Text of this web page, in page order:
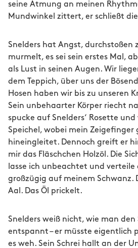
seine Atmung an meinen
Mundwinkel zittert, er schließt
Snelders hat Angst, durchstoßen
murmelt, es sei sein erstes Mal,
als Lust in seinen Augen. Wir
dem Teppich, über uns der
Hosen haben wir bis zu unseren
Sein unbehaarter Körper riecht
spucke auf Snelders‘ Rosette
Speichel, wobei mein Zeigefinger
hineingleitet. Dennoch greift er
mir das Fläschchen Holzöl. Die
lasse ich unbeachtet und verteile
großzügig auf meinem Schwanz.
Aal. Das Öl prickelt.
Snelders weiß nicht, wie man den
entspannt – er müsste eigentlich
es weh. Sein Schrei hallt an der